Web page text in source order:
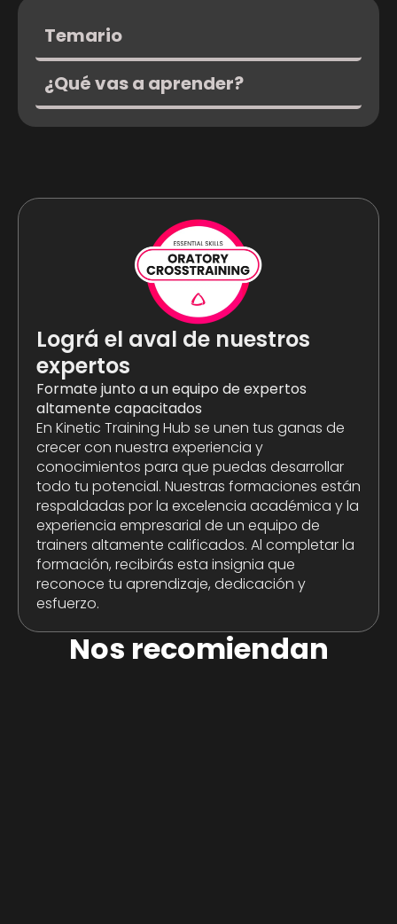
Temario
¿Qué vas a aprender?
Lográ el aval de nuestros
expertos
Formate junto a un equipo de expertos
altamente capacitados
En Kinetic Training Hub se unen tus ganas de
crecer con nuestra experiencia y
conocimientos para que puedas desarrollar
todo tu potencial. Nuestras formaciones están
respaldadas por la excelencia académica y la
experiencia empresarial de un equipo de
trainers altamente calificados. Al completar la
formación, recibirás esta insignia que
reconoce tu aprendizaje, dedicación y
esfuerzo.
Nos recomiendan